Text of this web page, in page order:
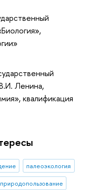
Ленина,
квалификация
палеоэкология